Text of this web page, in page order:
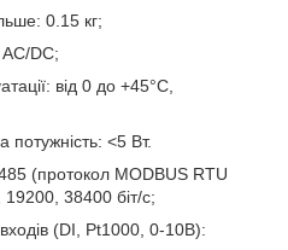
0.15 кг;
DC;
від 0 до +45°C,
<5 Вт.
(протокол MODBUS RTU
38400 біт/с;
входів (DI, Pt1000, 0-10В):